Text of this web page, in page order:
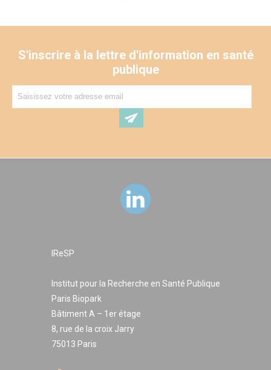
S'inscrire à la lettre d'information en santé
publique
IReSP
Institut pour la Recherche en Santé Publique
Paris Biopark
Bâtiment A – 1er étage
8, rue de la croix Jarry
75013 Paris